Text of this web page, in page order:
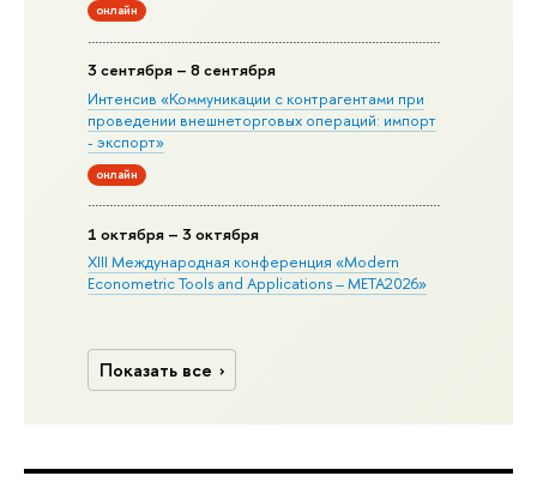
онлайн
3 сентября – 8 сентября
Интенсив «Коммуникации с контрагентами при
проведении внешнеторговых операций: импорт
- экспорт»
онлайн
1 октября – 3 октября
XIII Международная конференция «Modern
Econometric Tools and Applications – META2026»
Показать все